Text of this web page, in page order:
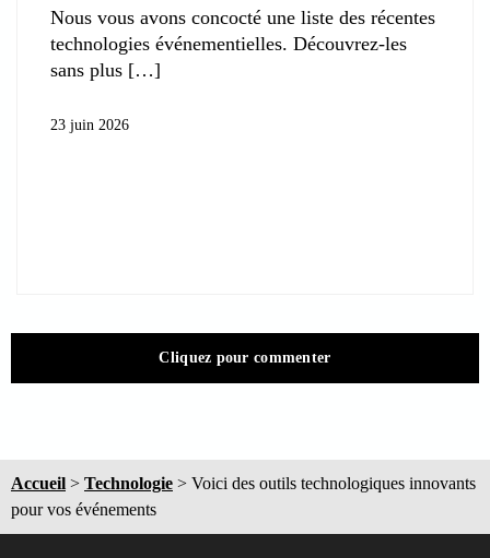
Nous vous avons concocté une liste des récentes
technologies événementielles. Découvrez-les
sans plus
23 juin 2026
Cliquez pour commenter
Accueil > Technologie > Voici des outils technologiques innovants
pour vos événements